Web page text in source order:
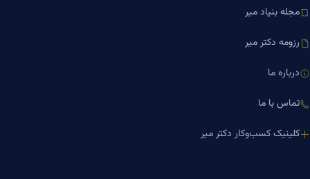
مجله بنیاد میر
رزومه دکتر میر
درباره ما
تماس با ما
کلینیک کسب‌وکار دکتر میر